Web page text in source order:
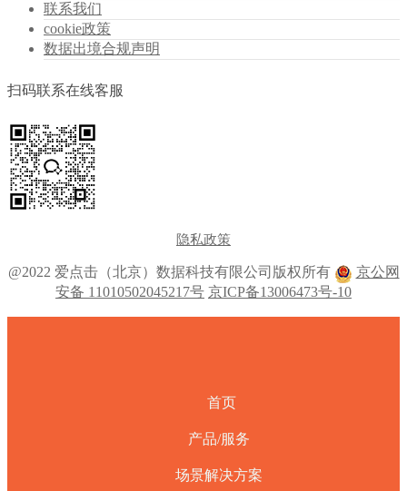
联系我们
cookie政策
数据出境合规声明
扫码联系在线客服
隐私政策
@2022 爱点击（北京）数据科技有限公司版权所有
京公网
安备 11010502045217号 京ICP备13006473号-10
首页
产品/服务
场景解决方案